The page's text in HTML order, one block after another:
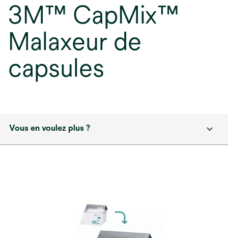
3M™ CapMix™
Malaxeur de
capsules
Vous en voulez plus ?